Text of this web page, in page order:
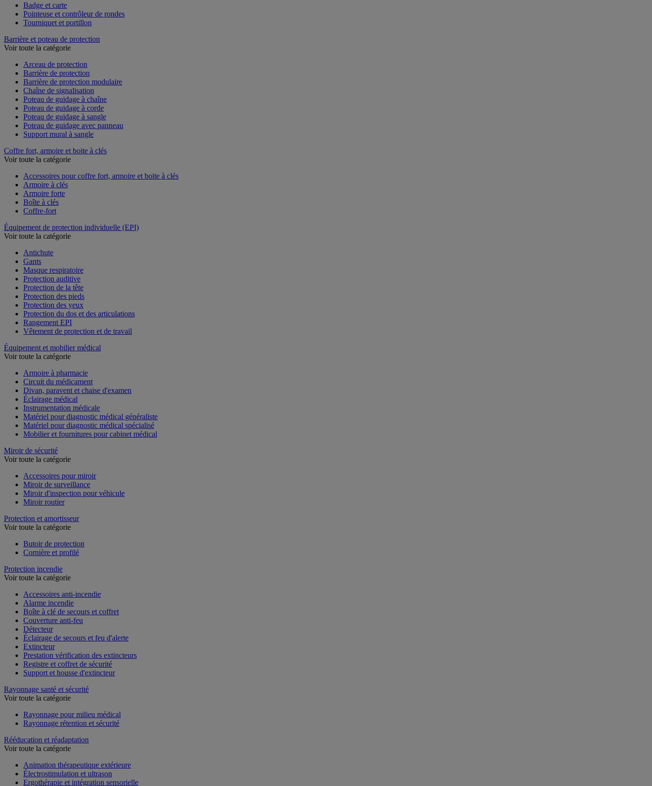
Badge et carte
Pointeuse et contrôleur de rondes
Tourniquet et portillon
Barrière et poteau de protection
Voir toute la catégorie
Arceau de protection
Barrière de protection
Barrière de protection modulaire
Chaîne de signalisation
Poteau de guidage à chaîne
Poteau de guidage à corde
Poteau de guidage à sangle
Poteau de guidage avec panneau
Support mural à sangle
Coffre fort, armoire et boite à clés
Voir toute la catégorie
Accessoires pour coffre fort, armoire et boite à clés
Armoire à clés
Armoire forte
Boîte à clés
Coffre-fort
Équipement de protection individuelle (EPI)
Voir toute la catégorie
Antichute
Gants
Masque respiratoire
Protection auditive
Protection de la tête
Protection des pieds
Protection des yeux
Protection du dos et des articulations
Rangement EPI
Vêtement de protection et de travail
Équipement et mobilier médical
Voir toute la catégorie
Armoire à pharmacie
Circuit du médicament
Divan, paravent et chaise d'examen
Éclairage médical
Instrumentation médicale
Matériel pour diagnostic médical généraliste
Matériel pour diagnostic médical spécialisé
Mobilier et fournitures pour cabinet médical
Miroir de sécurité
Voir toute la catégorie
Accessoires pour miroir
Miroir de surveillance
Miroir d'inspection pour véhicule
Miroir routier
Protection et amortisseur
Voir toute la catégorie
Butoir de protection
Cornière et profilé
Protection incendie
Voir toute la catégorie
Accessoires anti-incendie
Alarme incendie
Boîte à clé de secours et coffret
Couverture anti-feu
Détecteur
Éclairage de secours et feu d'alerte
Extincteur
Prestation vérification des extincteurs
Registre et coffret de sécurité
Support et housse d'extincteur
Rayonnage santé et sécurité
Voir toute la catégorie
Rayonnage pour milieu médical
Rayonnage rétention et sécurité
Rééducation et réadaptation
Voir toute la catégorie
Animation thérapeutique extérieure
Électrostimulation et ultrason
Ergothérapie et intégration sensorielle